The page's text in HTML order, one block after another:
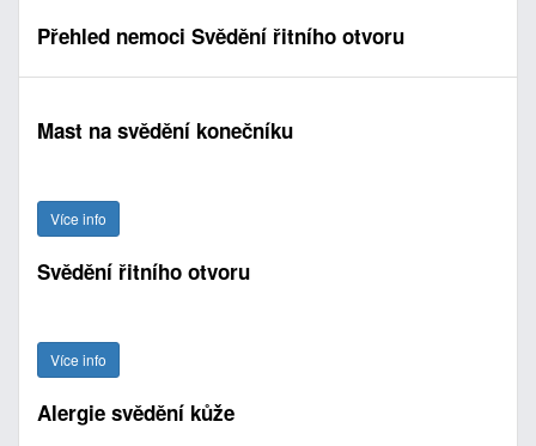
Přehled nemoci Svědění řitního otvoru
Mast na svědění konečníku
Více info
Svědění řitního otvoru
Více info
Alergie svědění kůže